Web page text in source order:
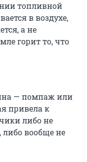
топливной
в воздухе,
а не
горит то, что
— помпаж или
привела к
либо не
либо вообще не